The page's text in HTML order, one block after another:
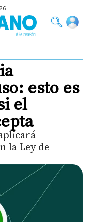
esto es
el
la Ley de